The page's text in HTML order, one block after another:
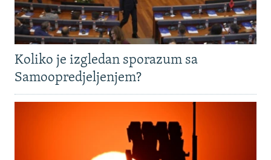
Koliko je izgledan sporazum sa
Samoopredjeljenjem?